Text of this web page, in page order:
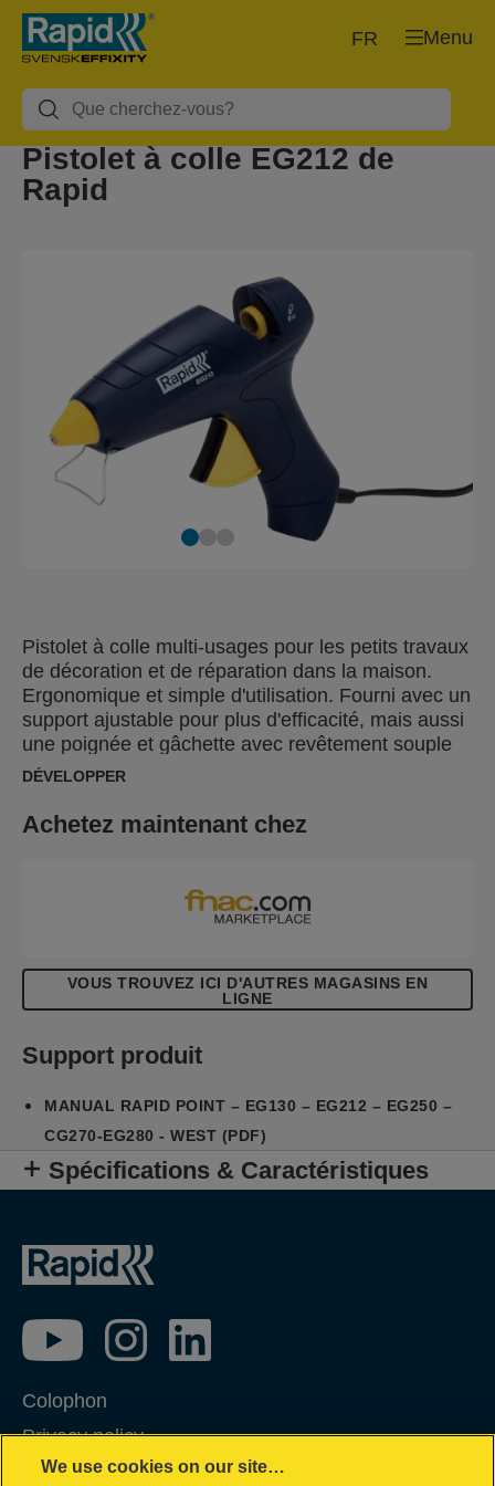
Menu
FR
Pistolet à colle EG212 de
Rapid
Pistolet à colle multi-usages pour les petits travaux
de décoration et de réparation dans la maison.
Ergonomique et simple d'utilisation. Fourni avec un
support ajustable pour plus d'efficacité, mais aussi
une poignée et gâchette avec revêtement souple
antidérapant pour une utilisation plus facile et un
silicone.
DÉVELOPPER
Achetez maintenant chez
VOUS TROUVEZ ICI D'AUTRES MAGASINS EN
LIGNE
Support produit
MANUAL RAPID POINT – EG130 – EG212 – EG250 –
CG270-EG280 - WEST (PDF)
Spécifications & Caractéristiques
Colophon
Privacy policy
Politique concernant les cookies
We use cookies on our site…